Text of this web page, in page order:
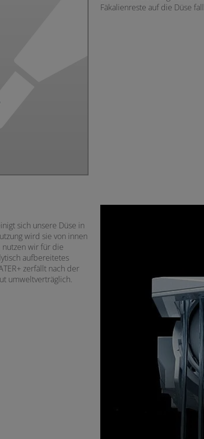
Fäkalienreste auf die Düse
sich unsere Düse in
wird sie von innen
nutzen wir für die
aufbereitetes
zerfällt nach der
umweltverträglich.